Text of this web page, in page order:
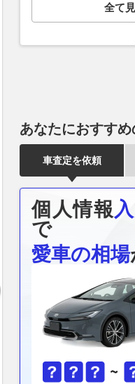
ド搭載へ!? デザイン一新、新
全て
あなたにおすす
車査定を依頼
個人情報
で
愛車の相場